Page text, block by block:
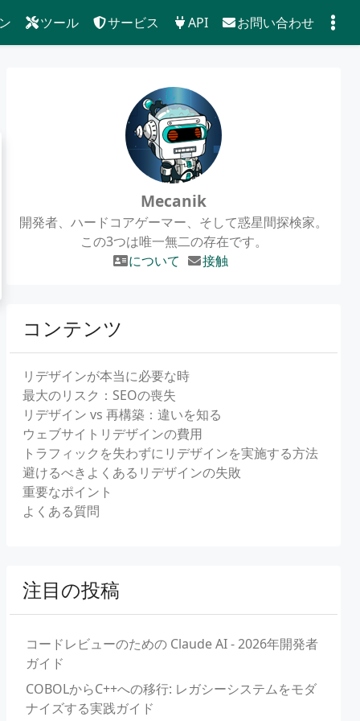
ツール サービス API お問い合わせ
Mecanik
開発者、ハードコアゲーマー、そして惑星間探検家。
この3つは唯一無二の存在です。
について
接触
コンテンツ
リデザインが本当に必要な時
最大のリスク：SEOの喪失
リデザイン vs 再構築：違いを知る
ウェブサイトリデザインの費用
トラフィックを失わずにリデザインを実施する方法
避けるべきよくあるリデザインの失敗
重要なポイント
よくある質問
注目の投稿
コードレビューのための Claude AI - 2026年開発者
ガイド
COBOLからC++への移行: レガシーシステムをモダ
ナイズする実践ガイド